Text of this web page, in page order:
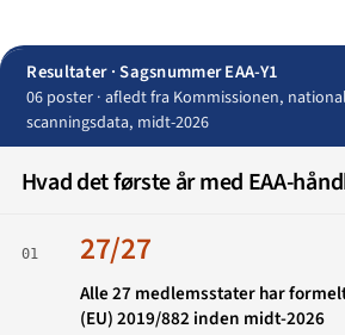
Resultater · Sagsnummer EAA-Y1
06 poster · afledt fra Kommissionen,
scanningsdata, midt-2026
Hvad det første år med EAA-
01 27/27
Alle 27 medlemsstater har
(EU) 2019/882 inden midt-2026